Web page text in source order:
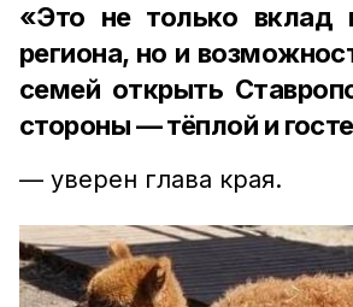
«Это не только вклад
региона, но и
семей открыть
стороны — тёплой и
— уверен глава края.